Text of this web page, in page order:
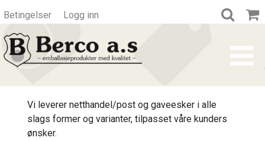
Betingelser Logg inn
Vi leverer netthandel/post og gaveesker i alle
slags former og varianter, tilpasset våre kunders
ønsker.